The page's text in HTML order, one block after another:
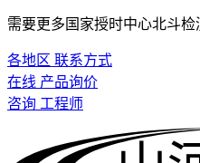
需要更多国家授时中心北斗
各地区 联系方式
在线 产品询价
咨询 工程师